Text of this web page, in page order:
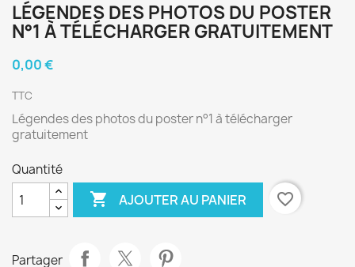
LÉGENDES DES PHOTOS DU POSTER
N°1 À TÉLÉCHARGER GRATUITEMENT
0,00 €
TTC
Légendes des photos du poster n°1 à télécharger
gratuitement
Quantité
 AJOUTER AU PANIER favorite_border
Partager